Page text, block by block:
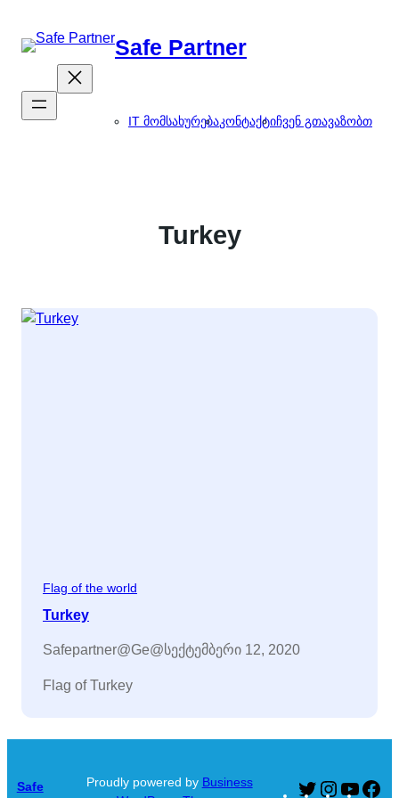
გადასვლა
Safe Partner
IT მომსახურებაკონტაქტიჩვენ გთავაზობთ
Turkey
Flag of the world
Turkey
Safepartner@ge@სექტემბერი 12, 2020
Flag of Turkey
Safe
Proudly powered by Business
TwitterInstagram